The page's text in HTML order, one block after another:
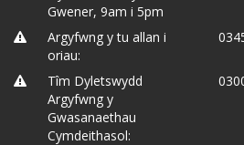
Gwener, 9am i 5pm
Argyfwng y tu allan i
oriau:
Tîm Dyletswydd
Argyfwng y
Gwasanaethau
Cymdeithasol: